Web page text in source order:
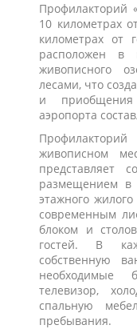
Профилакторий
10 километрах
километрах от
расположен в
живописного
лесами, что
и
аэропорта
живописном
представляет
размещением в
этажного
современным
блоком и
гостей. В
собственную
необходимые
телевизор,
спальную
пребывания.